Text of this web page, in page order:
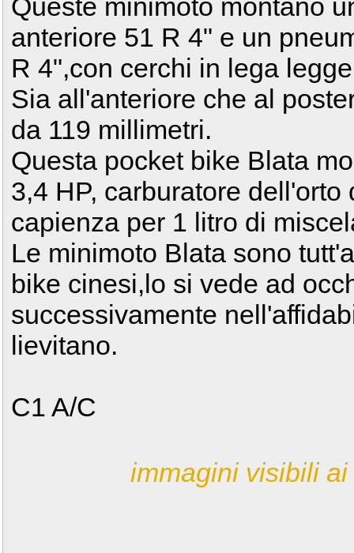
Queste minimoto montano
anteriore 51 R 4" e un
R 4",con cerchi in lega
Sia all'anteriore che al
da 119 millimetri.
Questa pocket bike Blata
3,4 HP, carburatore
capienza per 1 litro di
Le minimoto Blata sono
bike cinesi,lo si vede ad
successivamente
lievitano.
C1 A/C
immagini visibili